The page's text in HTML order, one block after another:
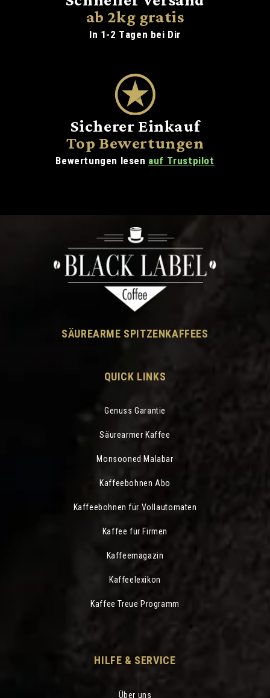
ab 2kg gratis
In 1-2 Tagen bei Dir
Sicherer Einkauf
Top Bewertungen
Bewertungen lesen auf Trustpilot
SÄUREARME SPITZENKAFFEES
QUICK LINKS
Genuss Garantie
Säurearmer Kaffee
Monsooned Malabar
Kaffeebohnen Abo
Kaffeebohnen für Vollautomaten
Kaffee für Firmen
Kaffeemagazin
Kaffeelexikon
Kaffee Treue Programm
HILFE & SERVICE
Über uns